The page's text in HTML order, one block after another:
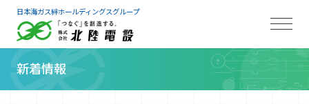
日本海ガス絆ホールディングスグループ
新着情報